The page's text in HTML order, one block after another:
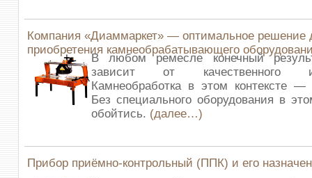
Компания «Диаммаркет» — оптимальное решение
приобретения камнеобрабатывающего
В любом ремесле конечный
зависит от качественного
Камнеобработка в этом контексте
Без специального оборудования в
обойтись. (далее…)
Прибор приёмно-контрольный (ППК) и его